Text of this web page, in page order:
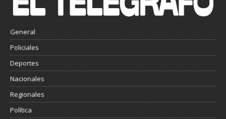
General
Policiales
Deportes
Nacionales
Regionales
Política